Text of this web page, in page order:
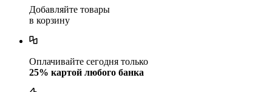
Добавляйте товары
в корзину
Оплачивайте сегодня только
25% картой любого банка